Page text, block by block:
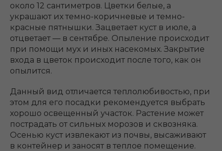
около 12 сантиметров. Цветки белые, а
украшают их темно-коричневые и темно-
красные пятнышки. Зацветает куст в июле, а
отцветает ― в сентябре. Опыление происходит
при помощи мух и иных насекомых. Закрытие
входа в цветок происходит после того, как он
опылится.
Данный вид отличается теплолюбивостью, при
этом для его посадки рекомендуется выбрать
хорошо освещенный участок. Растение может
пострадать от сильных морозов и сквозняка.
Осенью куст извлекают из почвы, высаживают
в контейнер и заносят в теплое помещение.